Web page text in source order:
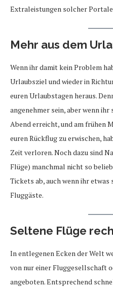
Extraleistungen solcher
Mehr aus dem
Wenn ihr damit kein Problem
Urlaubsziel und wieder in
euren Urlaubstagen heraus.
angenehmer sein, aber wenn
Abend erreicht, und am frühen
euren Rückflug zu erwischen,
Zeit verloren. Noch dazu sind
Flüge) manchmal nicht so
Tickets ab, auch wenn ihr
Fluggäste.
Seltene Flüge
In entlegenen Ecken der Welt
von nur einer Fluggesellschaft
angeboten. Entsprechend